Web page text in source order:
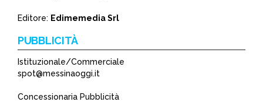
Editore: Edimemedia Srl
PUBBLICITÀ
Istituzionale/Commerciale
spot@messinaoggi.it
Concessionaria Pubblicità